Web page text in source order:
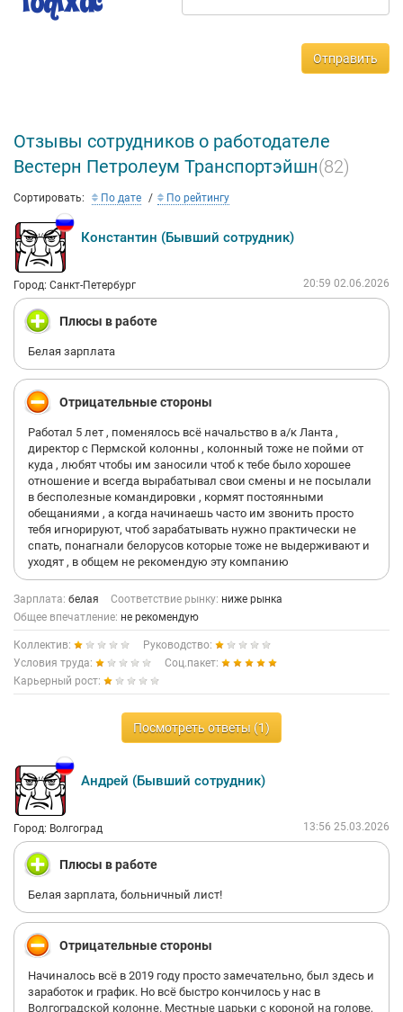
Отправить
Отзывы сотрудников о работодателе
Вестерн Петролеум Транспортэйшн(82)
Сортировать: По дате По рейтингу
Константин (Бывший сотрудник)
Город: Санкт-Петербург 20:59 02.06.2026
Плюсы в работе
Белая зарплата
Отрицательные стороны
Работал 5 лет , поменялось всё начальство в а/к Ланта ,
директор с Пермской колонны , колонный тоже не пойми от
куда , любят чтобы им заносили чтоб к тебе было хорошее
отношение и всегда вырабатывал свои смены и не посылали
в бесполезные командировки , кормят постоянными
обещаниями , а когда начинаешь часто им звонить просто
тебя игнорируют, чтоб зарабатывать нужно практически не
спать, понагнали белорусов которые тоже не выдерживают и
уходят , в общем не рекомендую эту компанию
Зарплата: белая Соответствие рынку: ниже рынка
Общее впечатление: не рекомендую
Коллектив:
Руководство:
Условия труда:
Соц.пакет:
Карьерный рост:
Посмотреть ответы (1)
Андрей (Бывший сотрудник)
Город: Волгоград 13:56 25.03.2026
Плюсы в работе
Белая зарплата, больничный лист!
Отрицательные стороны
Начиналось всё в 2019 году просто замечательно, был здесь и
заработок и график. Но всё быстро кончилось у нас в
Волгоградской колонне. Местные царьки с короной на голове,